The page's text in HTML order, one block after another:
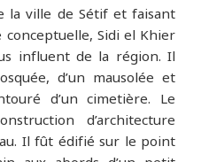
la ville de Sétif et faisant
Sidi el Khier
influent de la région. Il
d’un mausolée et
d’un cimetière. Le
d’architecture
Il fût édifié sur le point